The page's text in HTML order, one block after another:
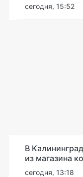
сегодня, 15:52
В
из магазина
сегодня, 13:18